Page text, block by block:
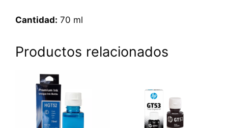
Cantidad: 70 ml
Productos relacionados